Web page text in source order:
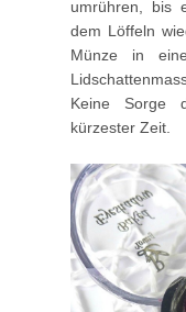
umrühren, bis
dem Löffeln
Münze in
Keine Sorge
kürzester Zeit.